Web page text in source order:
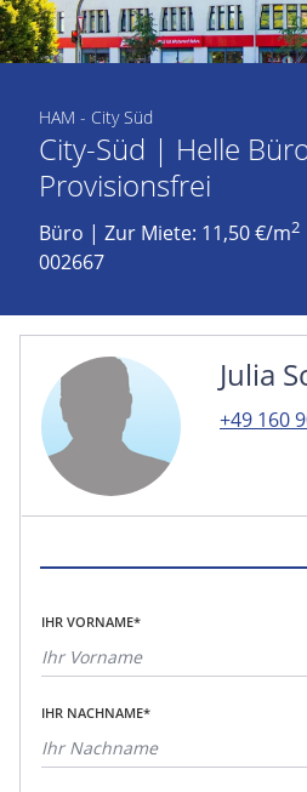
HAM - City Süd
City-Süd | Helle
Provisionsfrei
Büro | Zur Miete: 11,50 €/m2
002667
Julia
+49 160
IHR VORNAME*
IHR NACHNAME*